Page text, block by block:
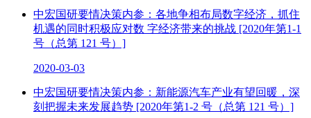
中宏国研要情决策内参：各地争相布局数字经济，抓住
机遇的同时积极应对数 字经济带来的挑战 [2020年第1-1
号（总第 121 号）]
2020-03-03
中宏国研要情决策内参：新能源汽车产业有望回暖，深
刻把握未来发展趋势 [2020年第1-2 号（总第 121 号）]